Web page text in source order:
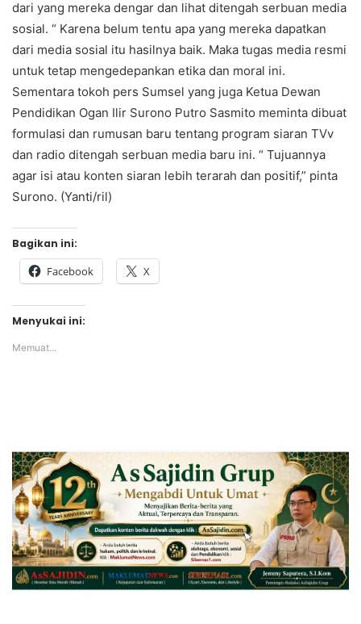
dari yang mereka dengar dan lihat ditengah serbuan media
sosial. “ Karena belum tentu apa yang mereka dapatkan
dari media sosial itu hasilnya baik. Maka tugas media resmi
untuk tetap mengedepankan etika dan moral ini.
Sementara tokoh pers Sumsel yang juga Ketua Dewan
Pendidikan Ogan Ilir Surono Putro Sasmito meminta dibuat
formulasi dan rumusan baru tentang program siaran TVv
dan radio ditengah serbuan media baru ini. “ Tujuannya
agar isi atau konten siaran lebih terarah dan positif,” pinta
Surono. (Yanti/ril)
Bagikan ini:
Facebook X
Menyukai ini:
Memuat...